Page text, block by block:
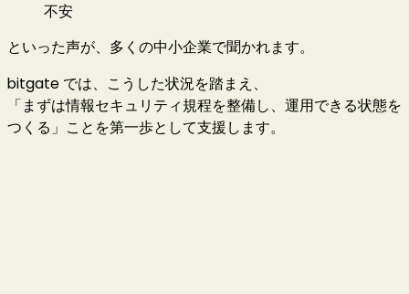
不安
といった声が、多くの中小企業で聞かれます。
bitgate では、こうした状況を踏まえ、
「まずは情報セキュリティ規程を整備し、運用できる状態を
つくる」ことを第一歩として支援します。